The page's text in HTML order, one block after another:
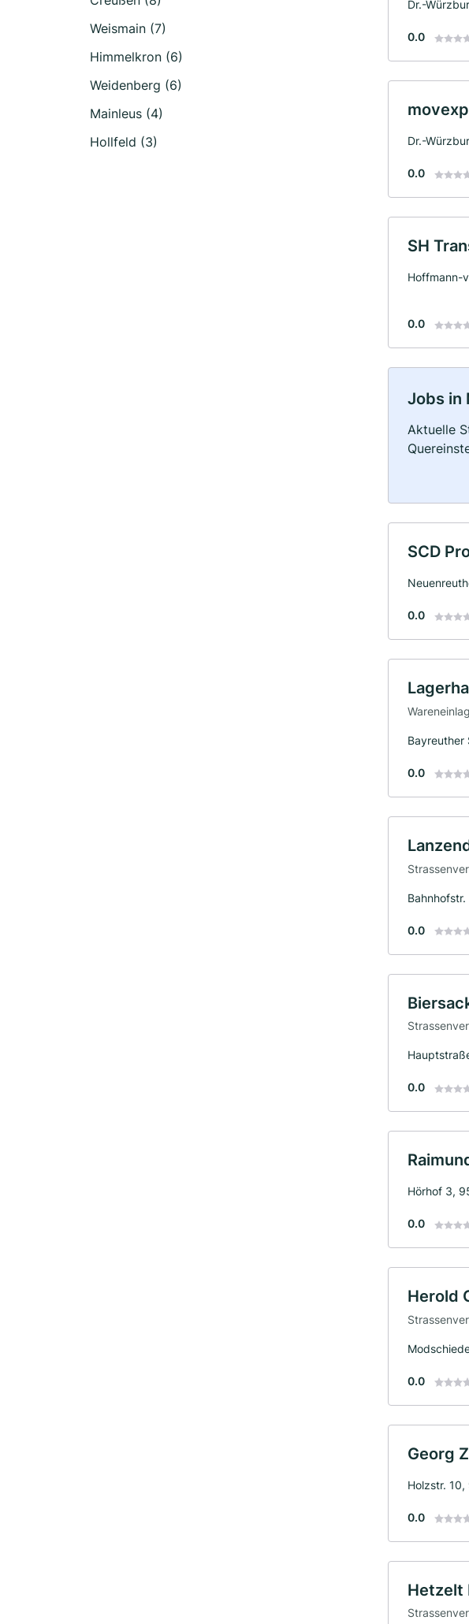
Weismain (7)
Himmelkron (6)
Weidenberg (6)
Mainleus (4)
Hollfeld (3)
Dr.-
0.0
Dr.-
0.0
SH
Hoffmann-
0.0
Jobs in
Aktuelle
SCD
0.0
Bayreuther
0.0
0.0
0.0
Hörhof 3,
0.0
Herold
0.0
Georg
Holzstr.
0.0
Hetzelt